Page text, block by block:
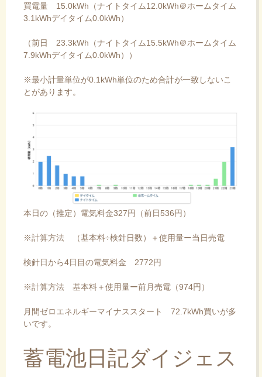
買電量 15.0kWh（ナイトタイム12.0kWh＠ホームタイム
3.1kWhデイタイム0.0kWh）
（前日 23.3kWh（ナイトタイム15.5kWh＠ホームタイム
7.9kWhデイタイム0.0kWh））
※最小計量単位が0.1kWh単位のため合計が一致しないこ
とがあります。
本日の（推定）電気料金327円（前日536円）
※計算方法 （基本料÷検針日数）＋使用量ー当日売電
検針日から4日目の電気料金 2772円
※計算方法 基本料＋使用量ー前月売電（974円）
月間ゼロエネルギーマイナススタート 72.7kWh買いが多
いです。
蓄電池日記ダイジェス